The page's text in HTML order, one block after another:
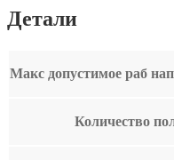
Детали
Макс допустимое раб
Количество